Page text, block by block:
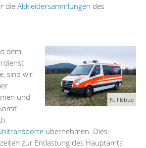
die Altkleidersammlungen des
N. Flebbe
dem
sind wir
und
übernehmen. Dies
zur Entlastung des Hauptamts